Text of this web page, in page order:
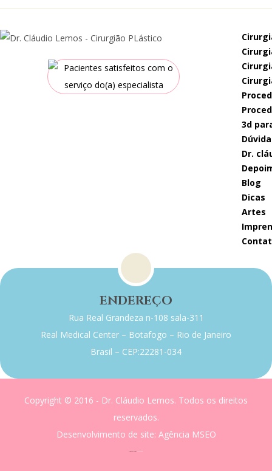
3d
dr.
blog
dicas
artes
ENDEREÇO
Rua Real Grandeza n-108 sala-311
Real Medical Center – Botafogo – Rio de Janeiro
Brasil – CEP:22281-034
Copyright © 2016 - Dr. Cláudio Lemos. Todos os direitos
reservados.
Desenvolvimento de site: Agência MSEO